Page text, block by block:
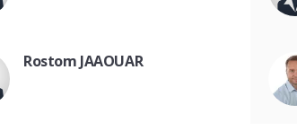
Rostom JAAOUAR